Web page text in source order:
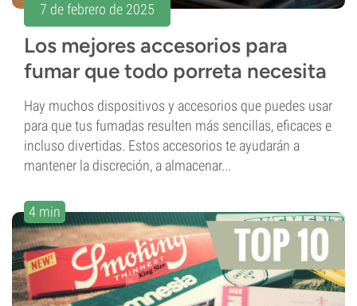
7 de febrero de 2025
Los mejores accesorios para
fumar que todo porreta necesita
Hay muchos dispositivos y accesorios que puedes usar
para que tus fumadas resulten más sencillas, eficaces e
incluso divertidas. Estos accesorios te ayudarán a
mantener la discreción, a almacenar...
4 min